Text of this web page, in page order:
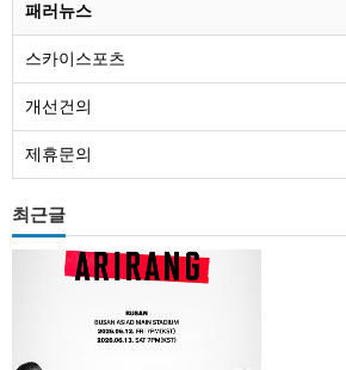
패러뉴스
스카이스포츠
개선건의
제휴문의
최근글